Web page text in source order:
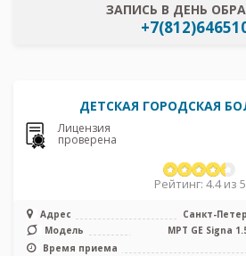
ЗАПИСЬ В ДЕНЬ
ДЕТСКАЯ ГОРОДСКАЯ
Лицензия
проверена
Рейтинг: 4.4 из 5
Адрес
Санкт-
Модель
МРТ GЕ Signa
Время приема